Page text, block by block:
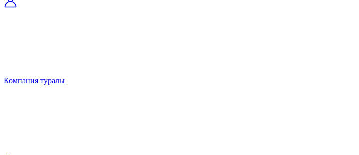
Компания туралы